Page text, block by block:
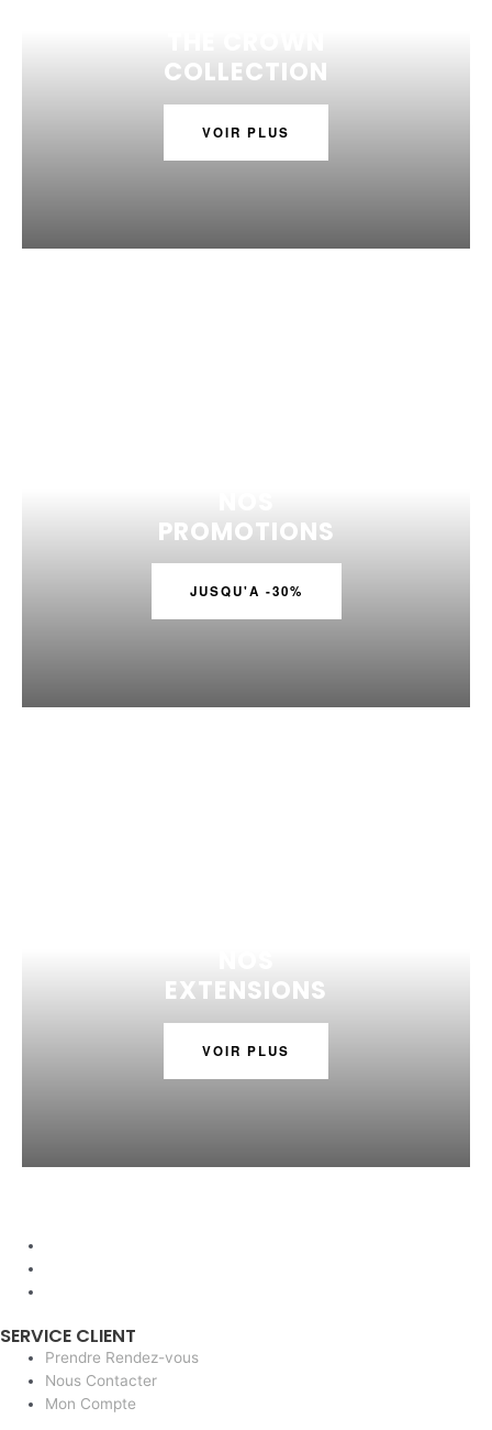
COLLECTION
VOIR PLUS
PROMOTIONS
JUSQU'A -30%
EXTENSIONS
VOIR PLUS
SERVICE CLIENT
Prendre Rendez-vous
Nous Contacter
Mon Compte